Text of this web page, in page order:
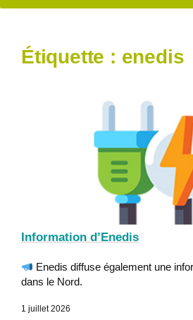
Étiquette : enedis
Information d’Enedis
Enedis diffuse également une
dans le Nord.
1 juillet 2026